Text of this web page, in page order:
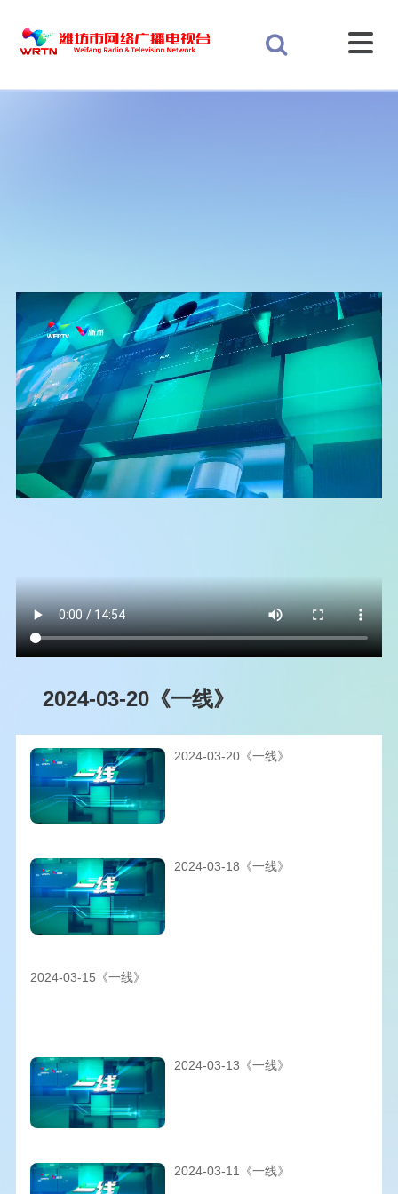
2024-03-20《一线》
2024-03-20《一线》
2024-03-18《一线》
2024-03-15《一线》
2024-03-13《一线》
2024-03-11《一线》